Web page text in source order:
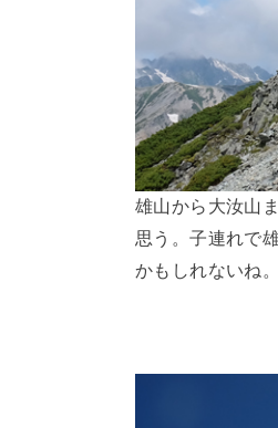
雄山から大汝山
思う。子連れで
かもしれないね。